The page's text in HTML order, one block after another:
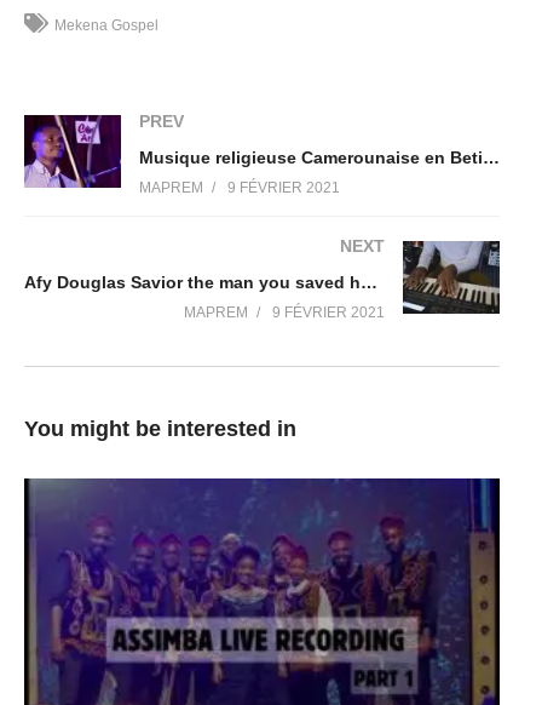
https://www.facebook.com/MekenaGospel/​
#bikutsimarathonpraise​#
Mekena Gospel
PREV
Musique religieuse Camerounaise en Beti Eton MAYE KANE YEHOVAH Video Live Mekena Gospel
MAPREM 9 FÉVRIER 2021
NEXT
Afy Douglas Savior the man you saved has come through worship you cover by Mekena
MAPREM 9 FÉVRIER 2021
You might be interested in